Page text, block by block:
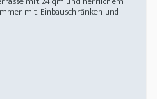
mit Einbauschränken und